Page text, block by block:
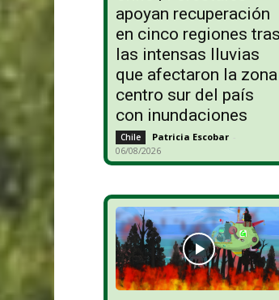
apoyan recuperación
en cinco regiones tras
las intensas lluvias
que afectaron la zona
centro sur del país
con inundaciones
Chile Patricia Escobar -
06/08/2026